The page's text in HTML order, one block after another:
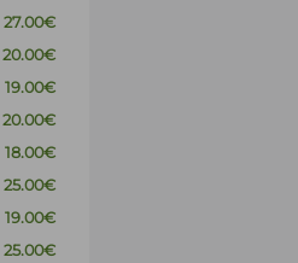
27.00€
20.00€
19.00€
20.00€
18.00€
25.00€
19.00€
25.00€